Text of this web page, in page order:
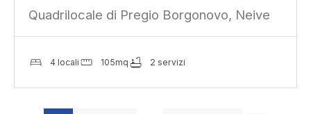
Quadrilocale di Pregio Borgonovo, Neive
4 locali 105mq 2 servizi